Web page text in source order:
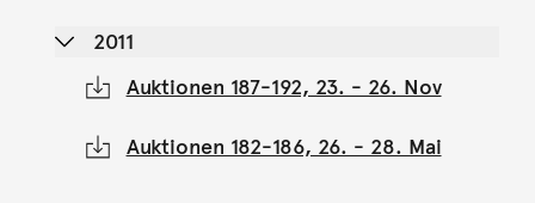
2011
Auktionen 187-192, 23. - 26. Nov
Auktionen 182-186, 26. - 28. Mai